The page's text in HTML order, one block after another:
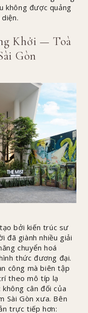
không được quảng
Khởi — Toà
Gòn
bởi kiến trúc sư
đã giành nhiều giải
chuyển hoá
thức đương đại.
công mà biên tập
theo mô típ lạ
cân đối của
Sài Gòn xưa. Bên
trực tiếp hơn: